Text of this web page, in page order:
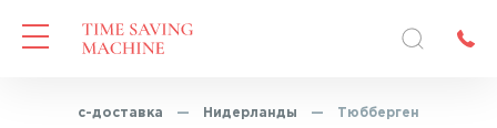
Экспресс-доставка — Нидерланды — Тюбберген